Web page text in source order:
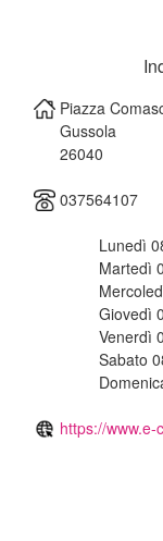
Piazza
Gussola
26040
037564107
Lunedì
Martedì
Giovedì
Venerdì
Sabato
https://